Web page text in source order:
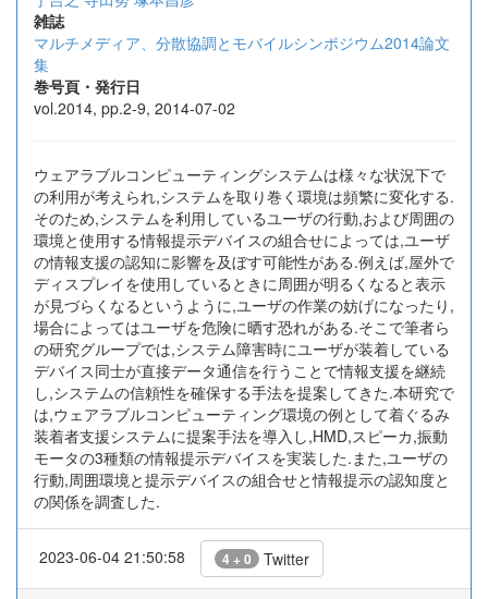
雑誌
マルチメディア、分散協調とモバイルシンポジウム2014論文
集
巻号頁・発行日
vol.2014, pp.2-9, 2014-07-02
ウェアラブルコンピューティングシステムは様々な状況下で
の利用が考えられ,システムを取り巻く環境は頻繁に変化する.
そのため,システムを利用しているユーザの行動,および周囲の
環境と使用する情報提示デバイスの組合せによっては,ユーザ
の情報支援の認知に影響を及ぼす可能性がある.例えば,屋外で
ディスプレイを使用しているときに周囲が明るくなると表示
が見づらくなるというように,ユーザの作業の妨げになったり,
場合によってはユーザを危険に晒す恐れがある.そこで筆者ら
の研究グループでは,システム障害時にユーザが装着している
デバイス同士が直接データ通信を行うことで情報支援を継続
し,システムの信頼性を確保する手法を提案してきた.本研究で
は,ウェアラブルコンピューティング環境の例として着ぐるみ
装着者支援システムに提案手法を導入し,HMD,スピーカ,振動
モータの3種類の情報提示デバイスを実装した.また,ユーザの
行動,周囲環境と提示デバイスの組合せと情報提示の認知度と
の関係を調査した.
2023-06-04 21:50:58 4 + 0 Twitter